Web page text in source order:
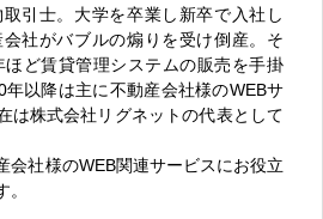
引士。大学を卒業し新卒で入社し
会社がバブルの煽りを受け倒産。そ
ほど賃貸管理システムの販売を手掛
年以降は主に不動産会社様のWEBサ
は株式会社リグネットの代表として
会社様のWEB関連サービスにお役立